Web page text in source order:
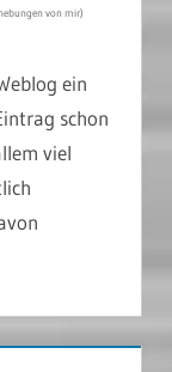
von mir)
ein
schon
viel